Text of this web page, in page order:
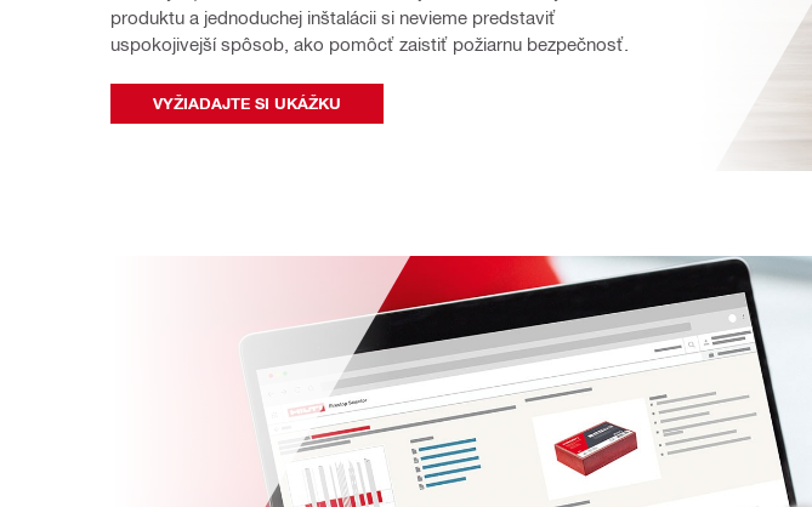
produktu a jednoduchej inštalácii si nevieme predstaviť
uspokojivejší spôsob, ako pomôcť zaistiť požiarnu bezpečnosť.
VYŽIADAJTE SI UKÁŽKU